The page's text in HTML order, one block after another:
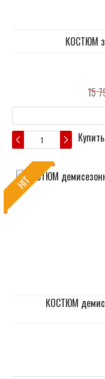
КОСТЮМ
15
Купить
HIT
КОСТЮМ